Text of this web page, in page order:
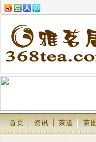
首页 资讯 茶道 茶图